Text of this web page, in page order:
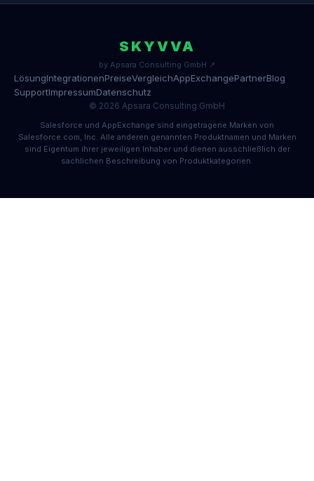
SKYVVA
by Apsara Consulting GmbH ↗
LösungIntegrationenPreiseVergleichAppExchangePartnerBlog
SupportImpressumDatenschutz
© 2026 Apsara Consulting GmbH
Salesforce und AppExchange sind eingetragene Marken von
Salesforce.com, Inc. Alle anderen genannten Produktnamen und Marken
sind Eigentum ihrer jeweiligen Inhaber und dienen ausschließlich der
sachlichen Beschreibung von Produktkategorien.